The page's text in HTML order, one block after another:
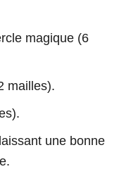
magique (6
mailles).
une bonne